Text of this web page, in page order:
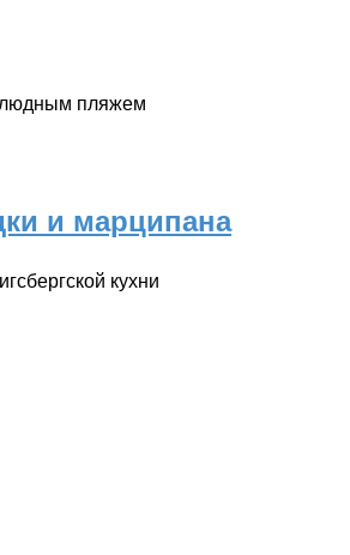
пляжем
и марципана
кухни